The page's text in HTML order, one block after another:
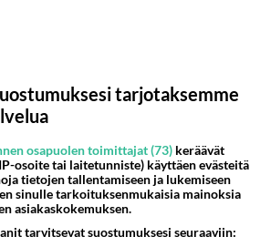
kirjoitti:
päivänä kaikki huijarit ja kaikki
omaavat päässeet valtaan. Pitäisi
kenelle äänensä antaa vai jättääkö
ja lainkuuliaisia ihmisiä huijataan
tarjotaksemme
osapuolen toimittajat (73) keräävät
osoite tai laitetunniste) käyttäen evästeitä
tietojen tallentamiseen ja lukemiseen
sinulle tarkoituksenmukaisia mainoksia
asiakaskokemuksen.
tarvitsevat suostumuksesi seuraaviin: